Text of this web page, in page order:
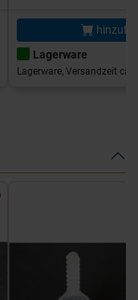
Lagerware
Lagerware, Versandzeit ca.